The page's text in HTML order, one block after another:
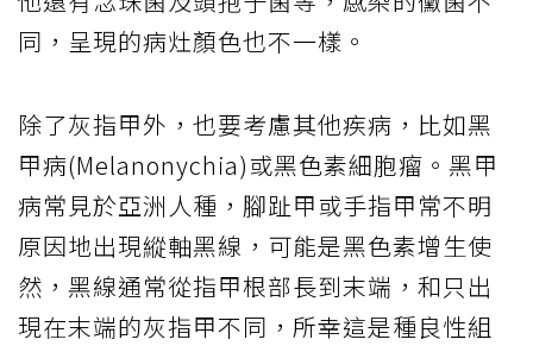
同，呈現的病灶顏色也不一樣。
除了灰指甲外，也要考慮其他疾病，比如黑
甲病(Melanonychia)或黑色素細胞瘤。黑甲
病常見於亞洲人種，腳趾甲或手指甲常不明
原因地出現縱軸黑線，可能是黑色素增生使
然，黑線通常從指甲根部長到末端，和只出
現在末端的灰指甲不同，所幸這是種良性組